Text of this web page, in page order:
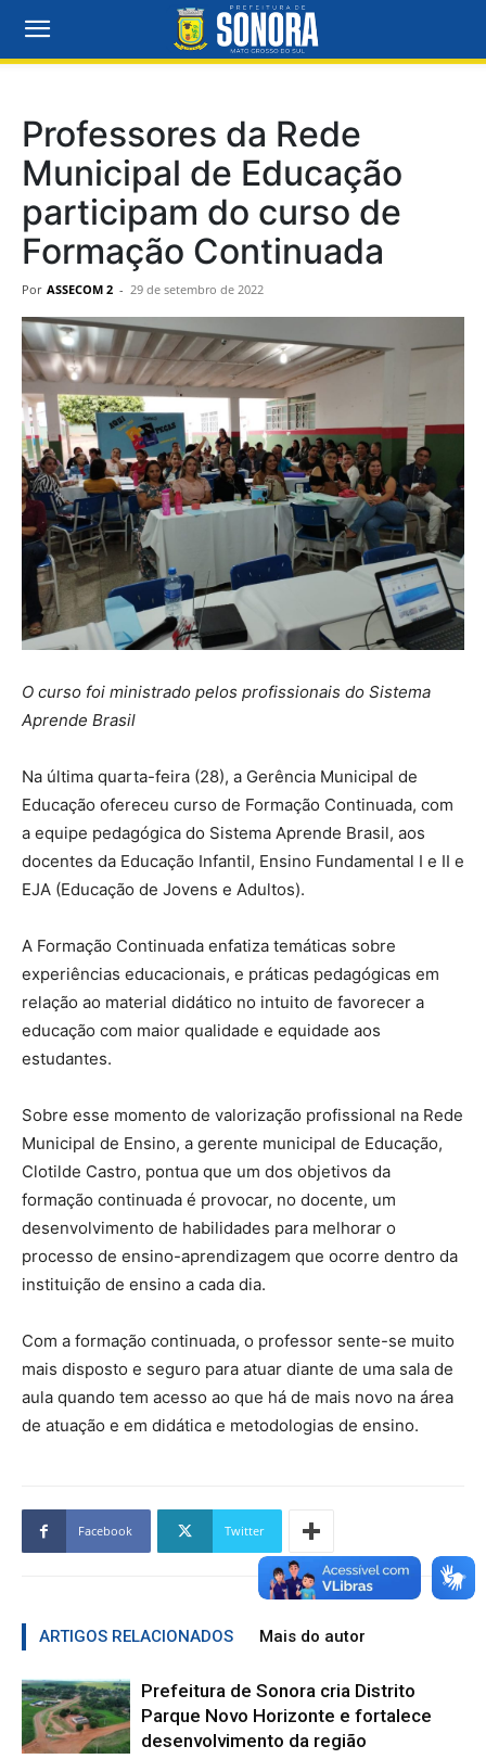
Professores da Rede
Municipal de Educação
participam do curso de
Formação Continuada
Por ASSECOM 2 - 29 de setembro de 2022
O curso foi ministrado pelos profissionais do Sistema
Aprende Brasil
Na última quarta-feira (28), a Gerência Municipal de
Educação ofereceu curso de Formação Continuada, com
a equipe pedagógica do Sistema Aprende Brasil, aos
docentes da Educação Infantil, Ensino Fundamental I e II e
EJA (Educação de Jovens e Adultos).
A Formação Continuada enfatiza temáticas sobre
experiências educacionais, e práticas pedagógicas em
relação ao material didático no intuito de favorecer a
educação com maior qualidade e equidade aos
estudantes.
Sobre esse momento de valorização profissional na Rede
Municipal de Ensino, a gerente municipal de Educação,
Clotilde Castro, pontua que um dos objetivos da
formação continuada é provocar, no docente, um
desenvolvimento de habilidades para melhorar o
processo de ensino-aprendizagem que ocorre dentro da
instituição de ensino a cada dia.
Com a formação continuada, o professor sente-se muito
mais disposto e seguro para atuar diante de uma sala de
aula quando tem acesso ao que há de mais novo na área
de atuação e em didática e metodologias de ensino.
Facebook Twitter
ARTIGOS RELACIONADOS Mais do autor
Prefeitura de Sonora cria Distrito
Parque Novo Horizonte e fortalece
desenvolvimento da região